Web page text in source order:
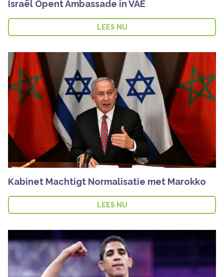
Israël Opent Ambassade in VAE
LEES NU
Kabinet Machtigt Normalisatie met Marokko
LEES NU